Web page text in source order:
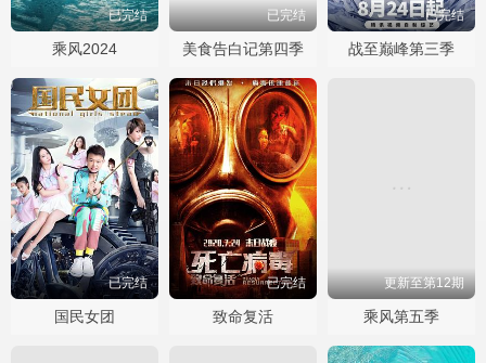
已完结
乘风2024
已完结
美食告白记第四季
已完结
战至巅峰第三季
已完结
国民女团
已完结
致命复活
更新至第12期
乘风第五季